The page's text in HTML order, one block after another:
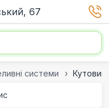
67
системи Кутовий